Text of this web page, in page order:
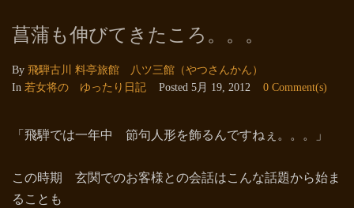
菖蒲も伸びてきたころ。。。
By 飛騨古川 料亭旅館 八ツ三館（やつさんかん）
In 若女将の ゆったり日記 Posted 5月 19, 2012 0 Comment(s)
「飛騨では一年中 節句人形を飾るんですねぇ。。。」
この時期 玄関でのお客様との会話はこんな話題から始ま
ることも